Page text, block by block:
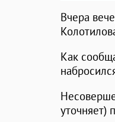
Вчера
Как
уточняет)